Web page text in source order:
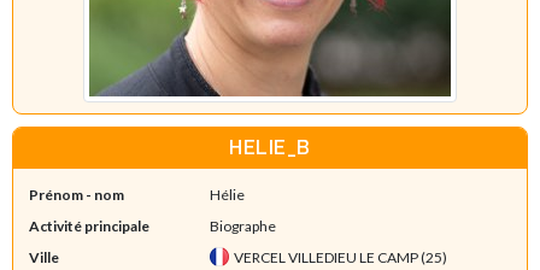
HELIE_B
Prénom - nom
Hélie
Activité principale
Biographe
Ville
VERCEL VILLEDIEU LE CAMP (25)